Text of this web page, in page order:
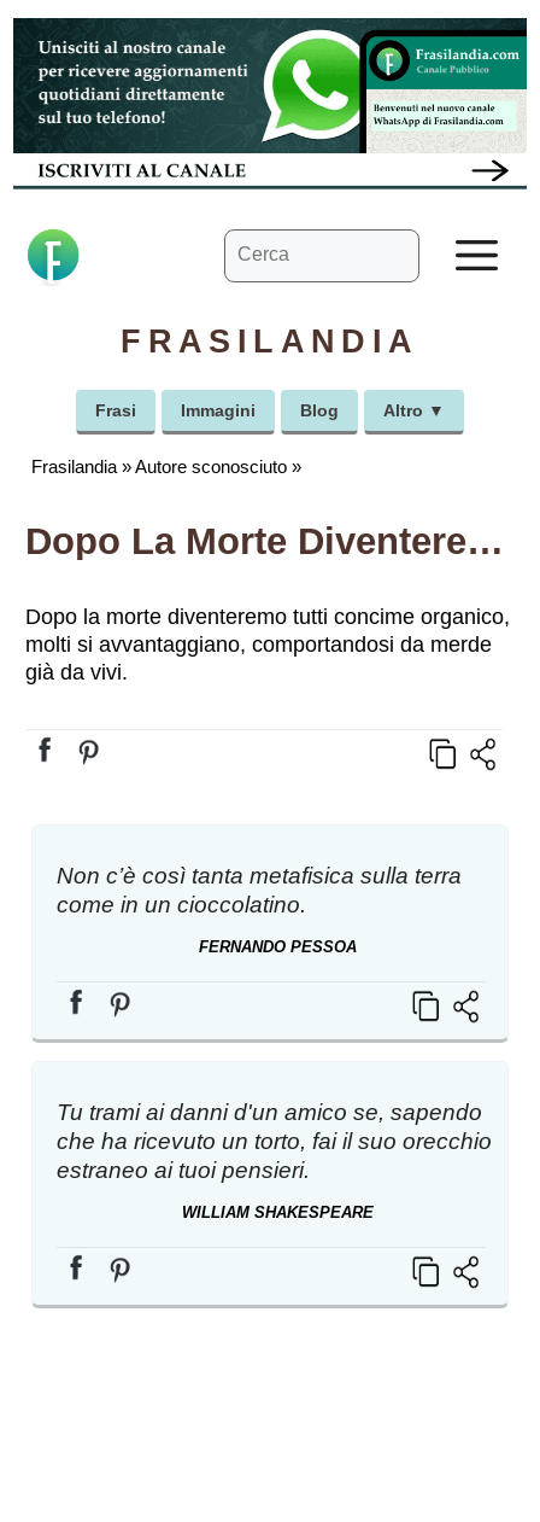
Vai
contenuto
Ricerca
per:
FRASILANDIA
Frasi Immagini Blog Altro ▼
Frasilandia »Autore sconosciuto »
Dopo La Morte Diventeremo…
Dopo la morte diventeremo tutti concime organico,
molti si avvantaggiano, comportandosi da merde
già da vivi.
Non c’è così tanta metafisica sulla terra
come in un cioccolatino.
FERNANDO PESSOA
Tu trami ai danni d'un amico se, sapendo
che ha ricevuto un torto, fai il suo orecchio
estraneo ai tuoi pensieri.
WILLIAM SHAKESPEARE